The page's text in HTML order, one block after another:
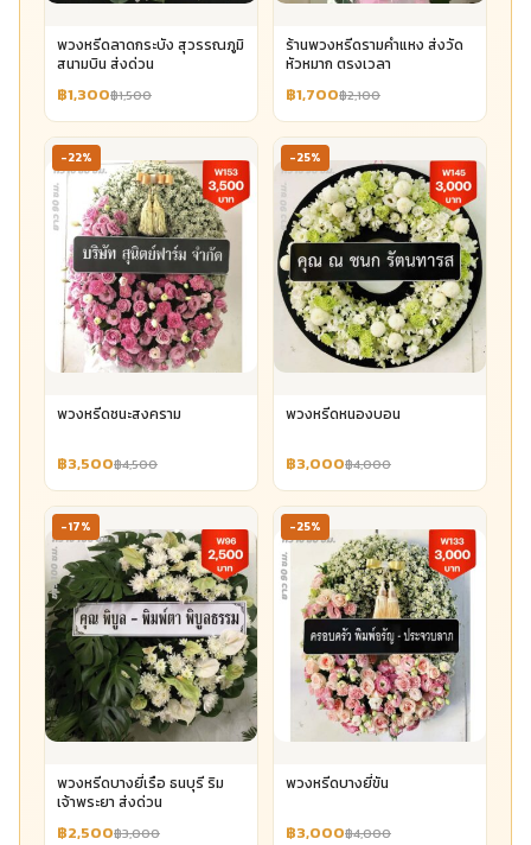
พวงหรีดลาดกระบัง สุวรรณภูมิ
สนามบิน ส่งด่วน
฿1,300฿1,500
ร้านพวงหรีดรามคำแหง ส่งวัด
หัวหมาก ตรงเวลา
฿1,700฿2,100
-22%
พวงหรีดชนะสงคราม
฿3,500฿4,500
-25%
พวงหรีดหนองบอน
฿3,000฿4,000
-17%
พวงหรีดบางยี่เรือ ธนบุรี ริม
เจ้าพระยา ส่งด่วน
฿2,500฿3,000
-25%
พวงหรีดบางยี่ขัน
฿3,000฿4,000